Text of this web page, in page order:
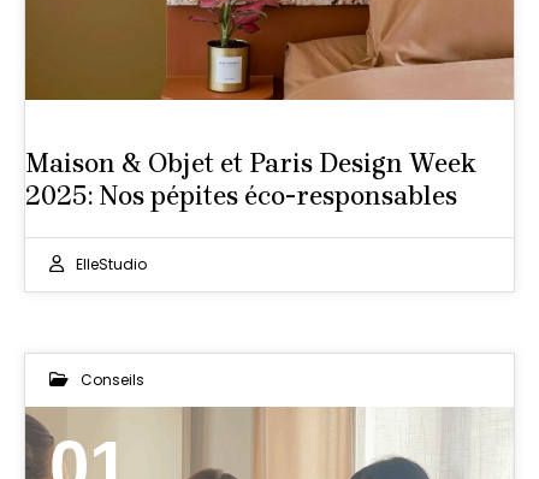
Maison & Objet et Paris Design Week
2025: Nos pépites éco-responsables
ElleStudio
Conseils